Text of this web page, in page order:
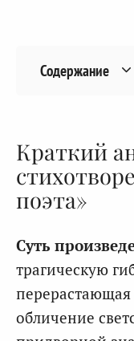
Содержание
Краткий
поэта»
Суть
трагическую
перерастающая
обличение